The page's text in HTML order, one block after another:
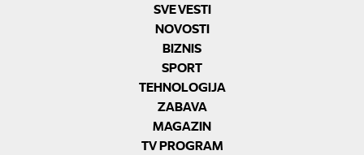
SVE VESTI
NOVOSTI
BIZNIS
SPORT
TEHNOLOGIJA
ZABAVA
MAGAZIN
TV PROGRAM